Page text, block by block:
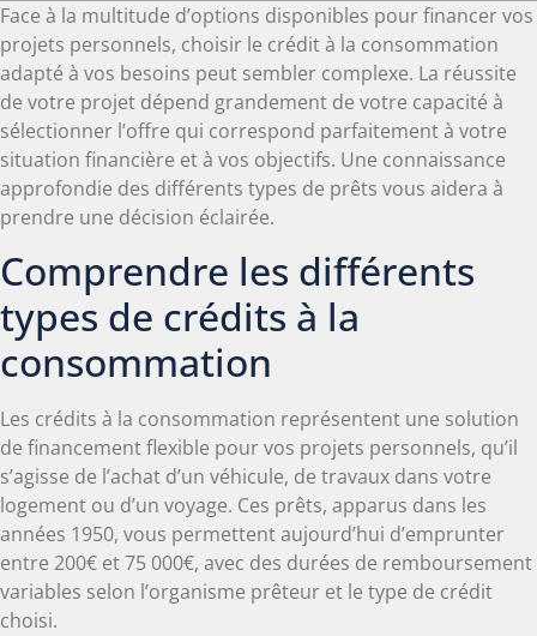
Face à la multitude d’options disponibles pour financer vos
projets personnels, choisir le crédit à la consommation
adapté à vos besoins peut sembler complexe. La réussite
de votre projet dépend grandement de votre capacité à
sélectionner l’offre qui correspond parfaitement à votre
situation financière et à vos objectifs. Une connaissance
approfondie des différents types de prêts vous aidera à
prendre une décision éclairée.
Comprendre les différents
types de crédits à la
consommation
Les crédits à la consommation représentent une solution
de financement flexible pour vos projets personnels, qu’il
s’agisse de l’achat d’un véhicule, de travaux dans votre
logement ou d’un voyage. Ces prêts, apparus dans les
années 1950, vous permettent aujourd’hui d’emprunter
entre 200€ et 75 000€, avec des durées de remboursement
variables selon l’organisme prêteur et le type de crédit
choisi.